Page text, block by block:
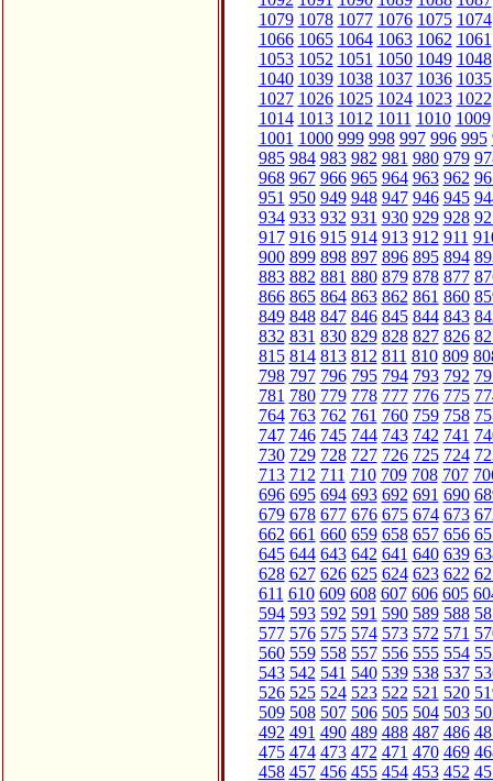
1079 1078 1077 1076 1075 1074
1066 1065 1064 1063 1062 1061
1053 1052 1051 1050 1049 1048
1040 1039 1038 1037 1036 1035
1027 1026 1025 1024 1023 1022
1014 1013 1012 1011 1010 1009
1001 1000 999 998 997 996 995
985 984 983 982 981 980 979
968 967 966 965 964 963 962
951 950 949 948 947 946 945
934 933 932 931 930 929 928
917 916 915 914 913 912 911
900 899 898 897 896 895 894
883 882 881 880 879 878 877
866 865 864 863 862 861 860
849 848 847 846 845 844 843
832 831 830 829 828 827 826
815 814 813 812 811 810 809
798 797 796 795 794 793 792
781 780 779 778 777 776 775
764 763 762 761 760 759 758
747 746 745 744 743 742 741
730 729 728 727 726 725 724
713 712 711 710 709 708 707
696 695 694 693 692 691 690
679 678 677 676 675 674 673
662 661 660 659 658 657 656
645 644 643 642 641 640 639
628 627 626 625 624 623 622
611 610 609 608 607 606 605
594 593 592 591 590 589 588
577 576 575 574 573 572 571
560 559 558 557 556 555 554
543 542 541 540 539 538 537
526 525 524 523 522 521 520
509 508 507 506 505 504 503
492 491 490 489 488 487 486
475 474 473 472 471 470 469
458 457 456 455 454 453 452